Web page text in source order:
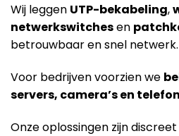
Wij leggen UTP-bekabeling,
netwerkswitchesen
betrouwbaar en snel netwerk.
Voor bedrijven voorzien we
servers, camera’s en
Onze oplossingen zijn